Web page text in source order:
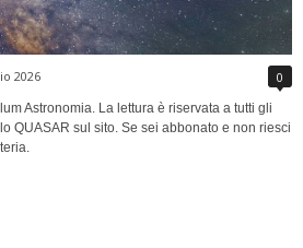
2026 0
Astronomia. La lettura è riservata a tutti gli
QUASAR sul sito. Se sei abbonato e non riesci